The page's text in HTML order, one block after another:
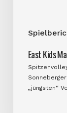
East Kids
„jüngsten“